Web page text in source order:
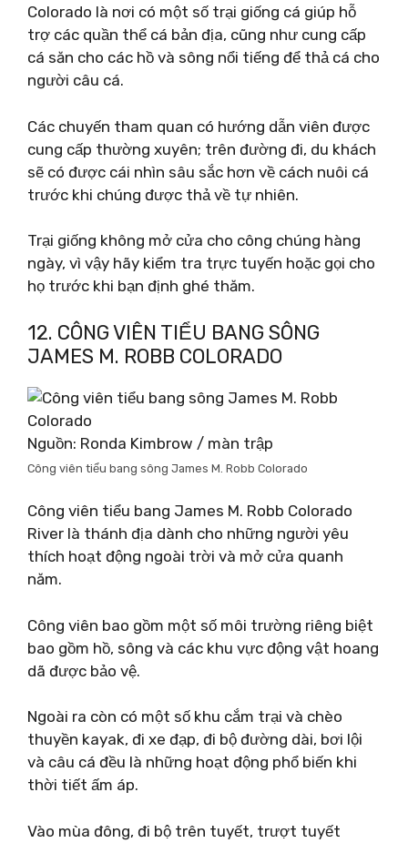
Colorado là nơi có một số trại giống cá giúp hỗ
trợ các quần thể cá bản địa, cũng như cung cấp
cá săn cho các hồ và sông nổi tiếng để thả cá cho
người câu cá.
Các chuyến tham quan có hướng dẫn viên được
cung cấp thường xuyên; trên đường đi, du khách
sẽ có được cái nhìn sâu sắc hơn về cách nuôi cá
trước khi chúng được thả về tự nhiên.
Trại giống không mở cửa cho công chúng hàng
ngày, vì vậy hãy kiểm tra trực tuyến hoặc gọi cho
họ trước khi bạn định ghé thăm.
12. CÔNG VIÊN TIỂU BANG SÔNG
JAMES M. ROBB COLORADO
Nguồn: Ronda Kimbrow / màn trập
Công viên tiểu bang sông James M. Robb Colorado
Công viên tiểu bang James M. Robb Colorado
River là thánh địa dành cho những người yêu
thích hoạt động ngoài trời và mở cửa quanh
năm.
Công viên bao gồm một số môi trường riêng biệt
bao gồm hồ, sông và các khu vực động vật hoang
dã được bảo vệ.
Ngoài ra còn có một số khu cắm trại và chèo
thuyền kayak, đi xe đạp, đi bộ đường dài, bơi lội
và câu cá đều là những hoạt động phổ biến khi
thời tiết ấm áp.
Vào mùa đông, đi bộ trên tuyết, trượt tuyết